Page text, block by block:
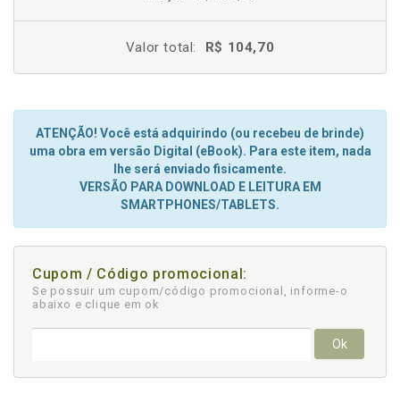
Valor total: R$ 104,70
ATENÇÃO! Você está adquirindo (ou recebeu de brinde)
uma obra em versão Digital (eBook). Para este item, nada
lhe será enviado fisicamente.
VERSÃO PARA DOWNLOAD E LEITURA EM
SMARTPHONES/TABLETS.
Cupom / Código promocional:
Se possuir um cupom/código promocional, informe-o
abaixo e clique em ok
Ok